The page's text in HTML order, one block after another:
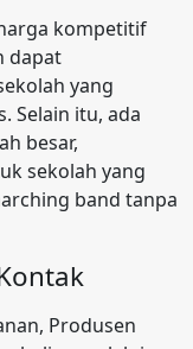
kompetitif
dapat
yang
Selain itu, ada
besar,
sekolah yang
band tanpa
Produsen